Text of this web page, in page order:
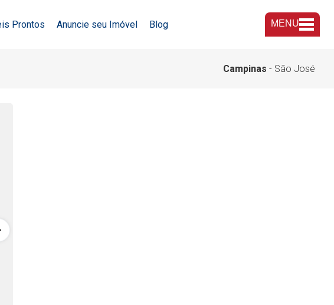
Prontos Anuncie seu Imóvel Blog MENU
Campinas - São José